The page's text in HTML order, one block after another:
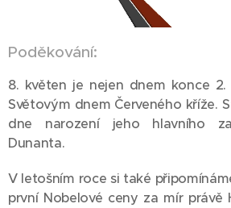
Poděkování:
8. květen je nejen dnem konce 2.
Světovým dnem Červeného kříže.
dne narození jeho hlavního
Dunanta.
V letošním roce si také
první Nobelové ceny za mír právě